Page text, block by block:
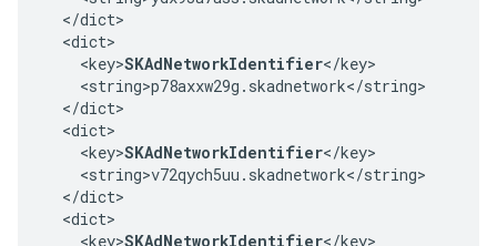
  </dict>
  <dict>
    <key>
SKAdNetworkIdentifier</key>
    <string>p78axxw29g.skadnetwork</string>
  </dict>
  <dict>
    <key>
SKAdNetworkIdentifier</key>
    <string>v72qych5uu.skadnetwork</string>
  </dict>
  <dict>
    <key>
SKAdNetworkIdentifier</key>